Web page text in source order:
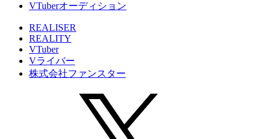
VTuberオーディション
REALISER
REALITY
VTuber
Vライバー
株式会社ファンスター